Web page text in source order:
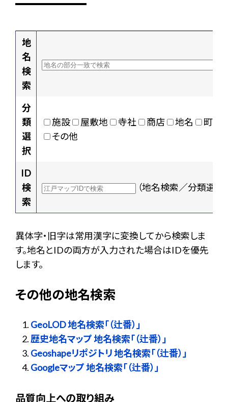
地
名
検
索
分
類
選
択
施設 屋敷地 寺社 商店 地名
町村
その他
ID
検
索
（地名検索／分類選択
異体字・旧字は常用漢字に変換してから検索しま
す。地名とIDの両方が入力された場合はIDを優先
します。
その他の地名検索
GeoLOD 地名検索「（辻番）」
歴史地名マップ 地名検索「（辻番）」
Geoshapeリポジトリ 地名検索「（辻番）」
Googleマップ 地名検索「（辻番）」
品質向上への取り組み